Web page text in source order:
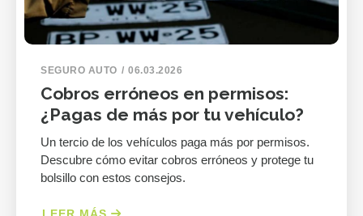
SEGURO AUTO 06.03.2026
Cobros erróneos en permisos:
¿Pagas de más por tu vehículo?
Un tercio de los vehículos paga más por permisos.
Descubre cómo evitar cobros erróneos y protege tu
bolsillo con estos consejos.